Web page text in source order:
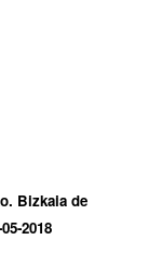
Bizkaia de
2018